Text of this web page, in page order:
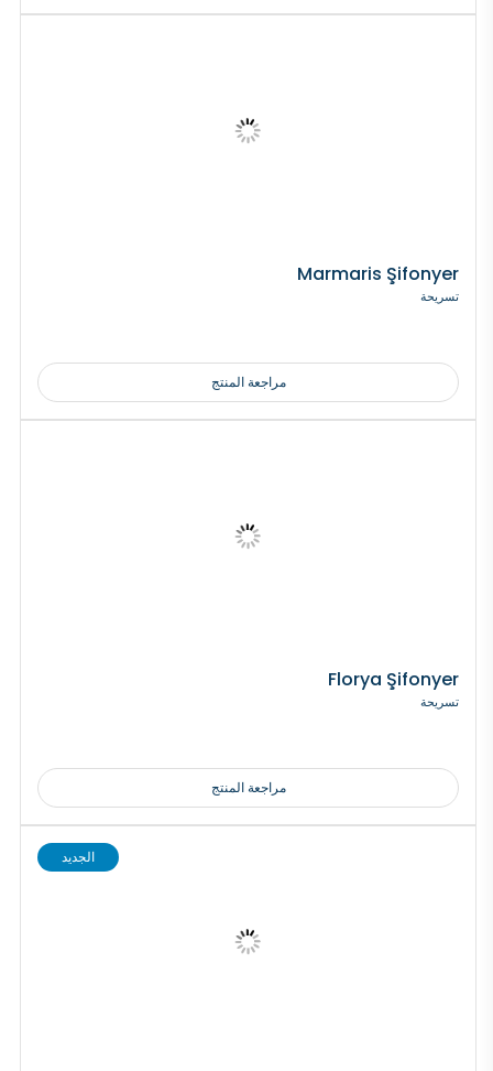
Marmaris Şifonyer
تسريحة
مراجعة المنتج
Florya Şifonyer
تسريحة
مراجعة المنتج
الجديد